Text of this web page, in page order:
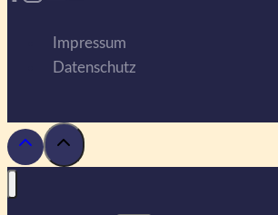
Impressum
Datenschutz